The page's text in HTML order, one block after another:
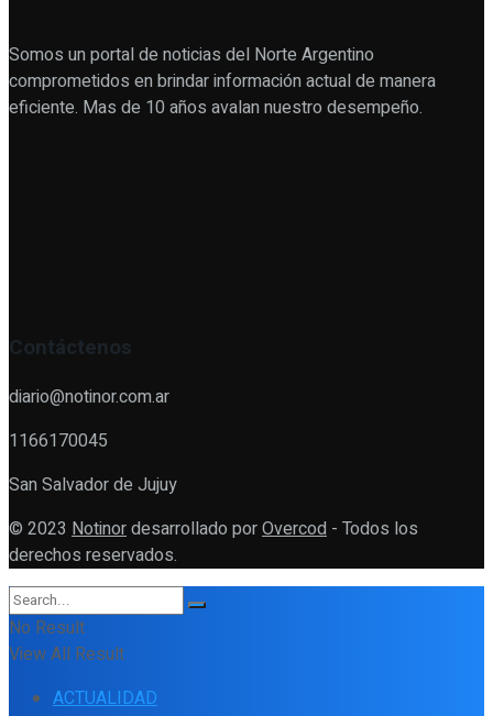
Somos un portal de noticias del Norte Argentino
comprometidos en brindar información actual de manera
eficiente. Mas de 10 años avalan nuestro desempeño.
Contáctenos
diario@notinor.com.ar
1166170045
San Salvador de Jujuy
© 2023 Notinordesarrollado porOvercod - Todos los
derechos reservados.
No Result
View All Result
ACTUALIDAD